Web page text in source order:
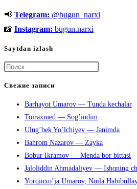
sher)
📢 Telegram: @bugun_narxi
📸 Instagram: bugun.narxi
Saytdan izlash
чтобы
панель
поиска.
Свежие записи
Barhayot Umarov — Tunda kechalar
Toiraxmed — Sog’indim
Ulug’bek Yo’lchiyev — Janimda
Bahrom Nazarov — Zayka
Bobur Ikramov — Menda bor bittasi
Jaloliddin Ahmadaliyev — Ishqning
Yorqinxo’ja Umarov, Noila